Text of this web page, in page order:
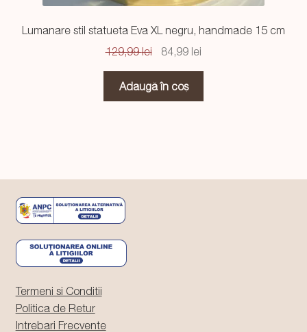
Lumanare stil statueta Eva XL negru, handmade 15 cm
129,99lei
Prețul
a
fost:
84,99 lei
84,99 lei.
Adaugă în coș
Termeni si Conditii
Politica de Retur
Intrebari Frecvente